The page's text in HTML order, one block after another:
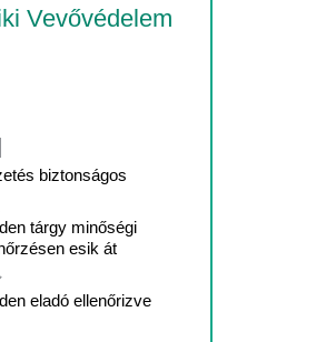
Vevővédelem
biztonságos
tárgy minőségi
esik át
eladó ellenőrizve